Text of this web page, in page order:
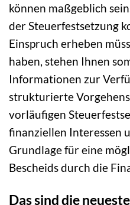
können maßgeblich
der Steuerfestsetzung
Einspruch erheben
haben, stehen Ihnen
Informationen zur
strukturierte
vorläufigen
finanziellen Interessen
Grundlage für eine
Bescheids durch die
Das sind die